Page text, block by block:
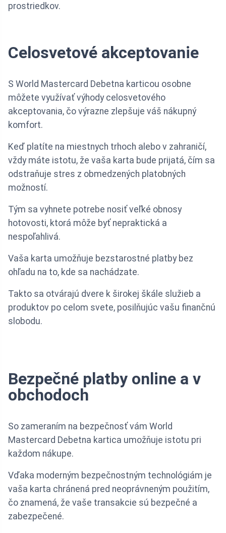
prostriedkov.
Celosvetové akceptovanie
S World Mastercard Debetna karticou osobne
môžete využívať výhody celosvetového
akceptovania, čo výrazne zlepšuje váš nákupný
komfort.
Keď platíte na miestnych trhoch alebo v zahraničí,
vždy máte istotu, že vaša karta bude prijatá, čím sa
odstraňuje stres z obmedzených platobných
možností.
Tým sa vyhnete potrebe nosiť veľké obnosy
hotovosti, ktorá môže byť nepraktická a
nespoľahlivá.
Vaša karta umožňuje bezstarostné platby bez
ohľadu na to, kde sa nachádzate.
Takto sa otvárajú dvere k širokej škále služieb a
produktov po celom svete, posilňujúc vašu finančnú
slobodu.
Bezpečné platby online a v
obchodoch
So zameraním na bezpečnosť vám World
Mastercard Debetna kartica umožňuje istotu pri
každom nákupe.
Vďaka moderným bezpečnostným technológiám je
vaša karta chránená pred neoprávneným použitím,
čo znamená, že vaše transakcie sú bezpečné a
zabezpečené.